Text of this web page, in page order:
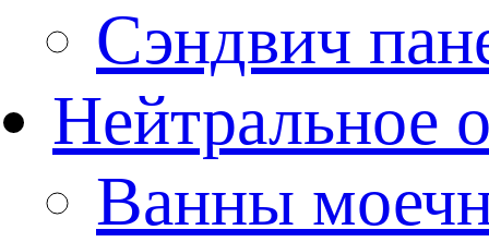
Сэндвич
Нейтральное
Ванны